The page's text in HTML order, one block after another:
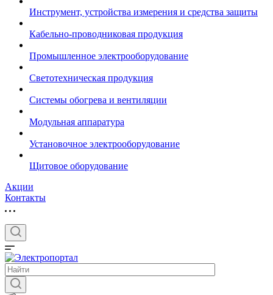
Инструмент, устройства измерения и средства защиты
Кабельно-проводниковая продукция
Промышленное электрооборудование
Светотехническая продукция
Системы обогрева и вентиляции
Модульная аппаратура
Установочное электрооборудование
Щитовое оборудование
Акции
Контакты